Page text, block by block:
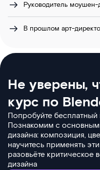
Руководитель
В прошлом арт-
Не уверены,
курс по
Попробуйте
Познакомим с
дизайна: композиция,
научитесь применять
разовьёте критическое
дизайна